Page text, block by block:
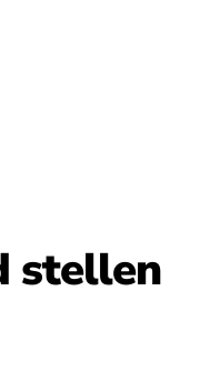
stellen